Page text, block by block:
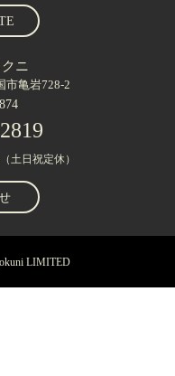
ニ
亀岩728-2
土日祝定休）
LIMITED